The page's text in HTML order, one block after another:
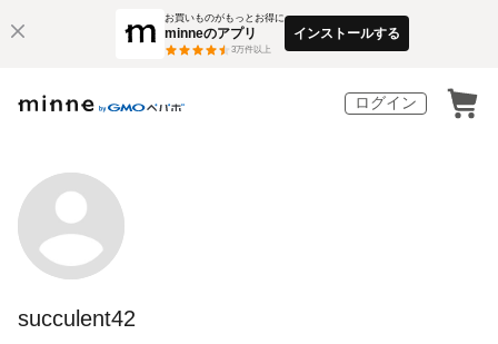
お買いものがもっとお得に
minneのアプリ
3万件以上
インストールする
ログイン
succulent42